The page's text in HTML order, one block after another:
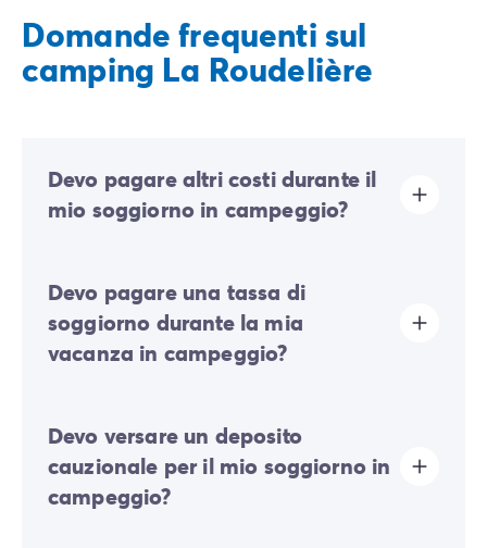
Domande frequenti sul
camping La Roudelière
Devo pagare altri costi durante il
mio soggiorno in campeggio?
ecologico per finanziare una parte delle azioni di
sviluppo sostenibile. Il contributo dovrà quindi essere
pagato al momento del check-in online oppure
direttamente sul posto.
Devo pagare una tassa di
soggiorno durante la mia
vacanza in campeggio?
località turistiche. Dovrai quindi pagarla al momento
della registrazione online o una volta arrivato sul
posto.
Devo versare un deposito
cauzionale per il mio soggiorno in
campeggio?